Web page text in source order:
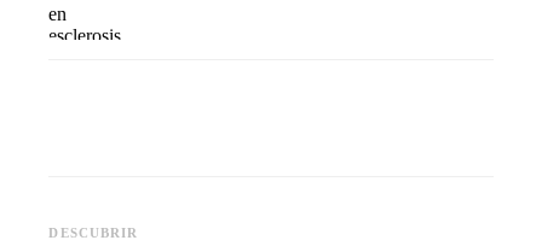
DESCUBRIR
la investigación